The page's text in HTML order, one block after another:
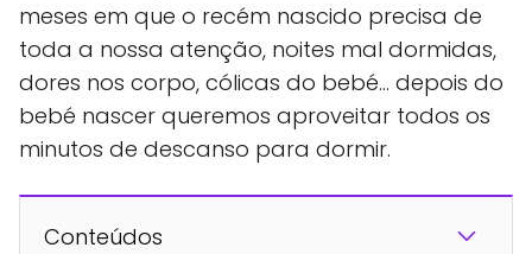
meses em que o recém nascido precisa de
toda a nossa atenção, noites mal dormidas,
dores nos corpo, cólicas do bebé… depois do
bebé nascer queremos aproveitar todos os
minutos de descanso para dormir.
Conteúdos